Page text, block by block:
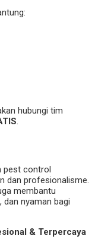
hubungi tim
pest control
dan profesionalisme.
membantu
dan nyaman bagi
& Terpercaya